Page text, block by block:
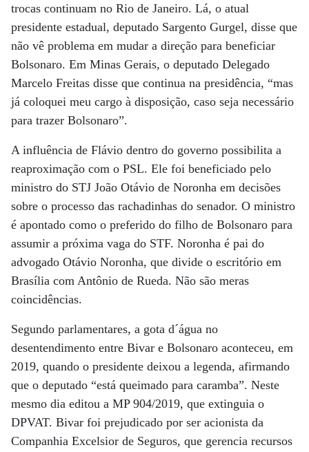
trocas continuam no Rio de Janeiro. Lá, o atual
presidente estadual, deputado Sargento Gurgel, disse que
não vê problema em mudar a direção para beneficiar
Bolsonaro. Em Minas Gerais, o deputado Delegado
Marcelo Freitas disse que continua na presidência, “mas
já coloquei meu cargo à disposição, caso seja necessário
para trazer Bolsonaro”.
A influência de Flávio dentro do governo possibilita a
reaproximação com o PSL. Ele foi beneficiado pelo
ministro do STJ João Otávio de Noronha em decisões
sobre o processo das rachadinhas do senador. O ministro
é apontado como o preferido do filho de Bolsonaro para
assumir a próxima vaga do STF. Noronha é pai do
advogado Otávio Noronha, que divide o escritório em
Brasília com Antônio de Rueda. Não são meras
coincidências.
Segundo parlamentares, a gota d´água no
desentendimento entre Bivar e Bolsonaro aconteceu, em
2019, quando o presidente deixou a legenda, afirmando
que o deputado “está queimado para caramba”. Neste
mesmo dia editou a MP 904/2019, que extinguia o
DPVAT. Bivar foi prejudicado por ser acionista da
Companhia Excelsior de Seguros, que gerencia recursos